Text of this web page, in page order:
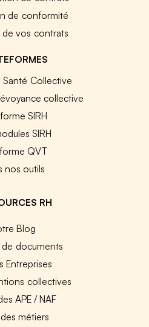
de conformité
de vos contrats
Santé Collective
collective
SIRH
SIRH
QVT
nos outils
RH
Blog
documents
Entreprises
collectives
APE / NAF
métiers